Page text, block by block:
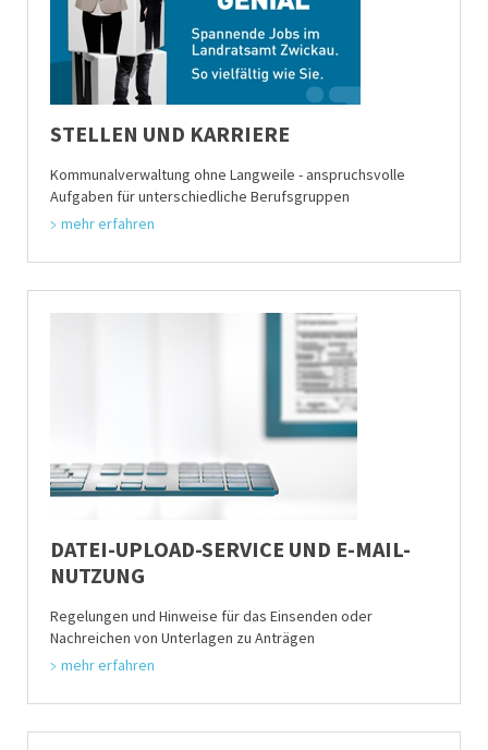
STELLEN UND KARRIERE
Kommunalverwaltung ohne Langweile - anspruchsvolle
Aufgaben für unterschiedliche Berufsgruppen
mehr erfahren
DATEI-UPLOAD-SERVICE UND E-MAIL-
NUTZUNG
Regelungen und Hinweise für das Einsenden oder
Nachreichen von Unterlagen zu Anträgen
mehr erfahren